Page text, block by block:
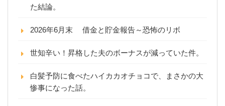
た結論。
2026年6月末 借金と貯金報告～恐怖のリボ
世知辛い！昇格した夫のボーナスが減っていた件。
白髪予防に食べたハイカカオチョコで、まさかの大
惨事になった話。